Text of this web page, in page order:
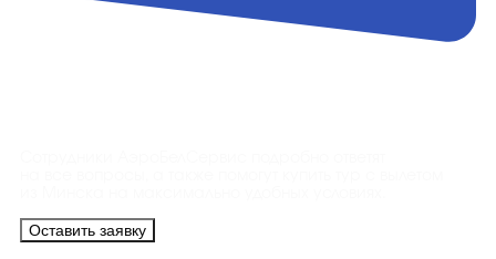
Оставить заявку